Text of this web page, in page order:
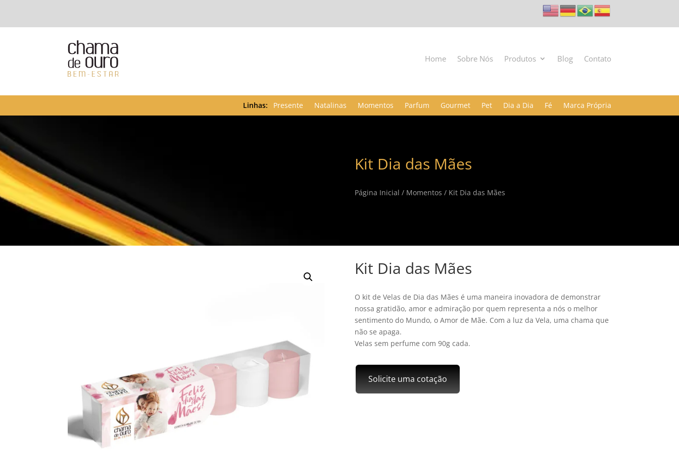
Home Sobre Nós Produtos Blog Contato
Presente Natalinas Momentos Parfum Gourmet Pet Dia a Dia Fé Marca Própria
Kit Dia das Mães
Página Inicial / Momentos / Kit Dia das Mães
Kit Dia das Mães
O kit de Velas de Dia das Mães é uma maneira inovadora de demonstrar
nossa gratidão, amor e admiração por quem representa a nós o melhor
sentimento do Mundo, o Amor de Mãe. Com a luz da Vela, uma chama que
não se apaga.
Velas sem perfume com 90g cada.
Solicite uma cotação